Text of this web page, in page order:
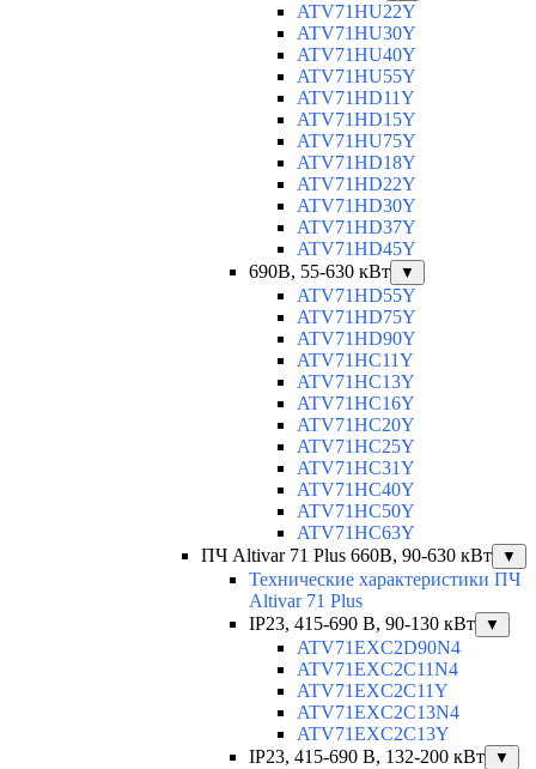
ATV71HU22Y
ATV71HU30Y
ATV71HU40Y
ATV71HU55Y
ATV71HD11Y
ATV71HD15Y
ATV71HU75Y
ATV71HD18Y
ATV71HD22Y
ATV71HD30Y
ATV71HD37Y
ATV71HD45Y
690В, 55-630 кВт
▼
ATV71HD55Y
ATV71HD75Y
ATV71HD90Y
ATV71HC11Y
ATV71HC13Y
ATV71HC16Y
ATV71HC20Y
ATV71HC25Y
ATV71HC31Y
ATV71HC40Y
ATV71HC50Y
ATV71HC63Y
ПЧ Altivar 71 Plus 660В, 90-630 кВт
▼
Технические характеристики ПЧ
Altivar 71 Plus
IP23, 415-690 B, 90-130 кВт
▼
ATV71EXC2D90N4
ATV71EXC2C11N4
ATV71EXC2C11Y
ATV71EXC2C13N4
ATV71EXC2C13Y
IP23, 415-690 B, 132-200 кВт
▼